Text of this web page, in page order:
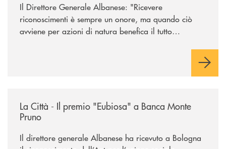
Il Direttore Generale Albanese: "Ricevere
riconoscimenti è sempre un onore, ma quando ciò
avviene per azioni di natura benefica il tutto
La Città - Il premio "Eubiosa" a Banca Monte
Pruno
Il direttore generale Albanese ha ricevuto a Bologna